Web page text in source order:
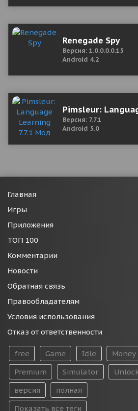
Renegade Spy
Версия: 1.0.0.0.0.15
Android 4.2
Pimsleur:
Версия: 7.7.1
Android 5.0
Главная
Игры
Приложения
ТОП 100
Комментарии
Новости
Обратная связь
Правообладателям
Условия использования
Отказ от ответственности
free Game Idle Money
Premium
Simulator
версия
полная
Показать все теги